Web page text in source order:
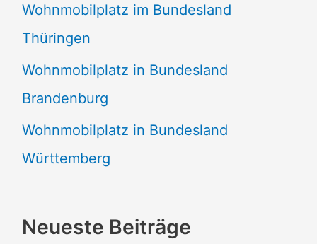
Wohnmobilplatz im Bundesland
Thüringen
Wohnmobilplatz in Bundesland
Brandenburg
Wohnmobilplatz in Bundesland
Württemberg
Neueste Beiträge